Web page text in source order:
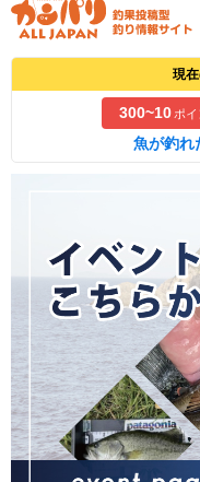
現
300~10ポイ
魚が釣れ